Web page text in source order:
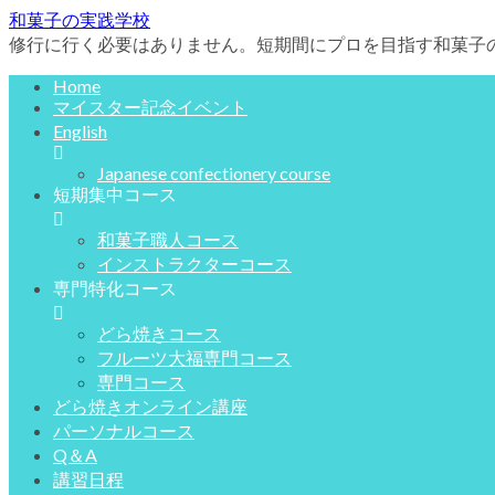
和菓子の実践学校
修行に行く必要はありません。短期間にプロを目指す和菓子
Home
マイスター記念イベント
English
Japanese confectionery course
短期集中コース
和菓子職人コース
インストラクターコース
専門特化コース
どら焼きコース
フルーツ大福専門コース
専門コース
どら焼きオンライン講座
パーソナルコース
Q＆A
講習日程